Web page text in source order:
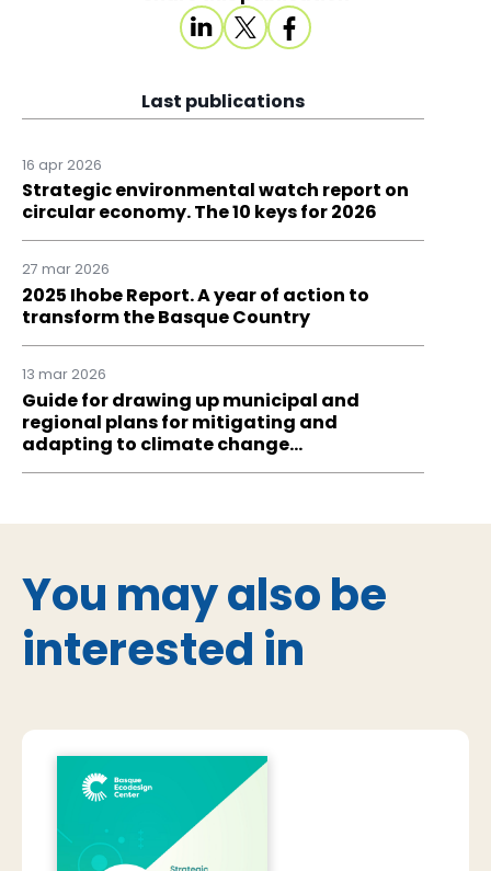
Last publications
16 apr 2026
Strategic environmental watch report on
circular economy. The 10 keys for 2026
27 mar 2026
2025 Ihobe Report. A year of action to
transform the Basque Country
13 mar 2026
Guide for drawing up municipal and
regional plans for mitigating and
adapting to climate change…
You may also be
interested in